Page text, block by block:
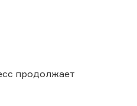
продолжает